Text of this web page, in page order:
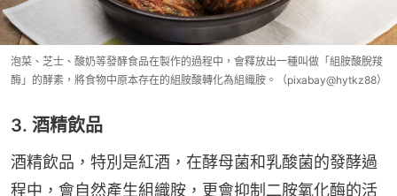
泡菜、芝士、酸奶等發酵食品在製作的過程中，會釋放出一種叫做「組胺酸脫羧
酶」的酵素，將食物中原本存在的組胺酸轉化為組織胺。（pixabay@hytkz88）
3. 酒精飲品
酒精飲品，特別是紅酒，在酵母菌和乳酸菌的發酵過
程中，會自然產生組織胺，更會抑制二胺氧化酶的活